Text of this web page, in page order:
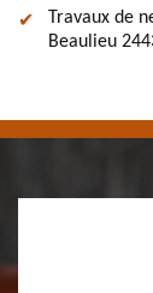
Travaux de
Beaulieu